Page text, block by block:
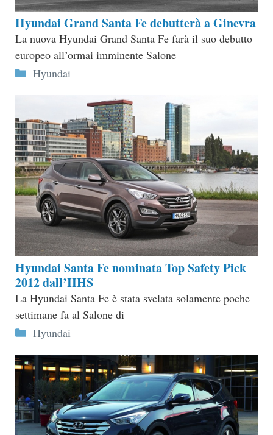
Hyundai Grand Santa Fe debutterà a Ginevra
La nuova Hyundai Grand Santa Fe farà il suo debutto
europeo all’ormai imminente Salone
Categorie
Hyundai
Hyundai Santa Fe nominata Top Safety Pick
2012 dall’IIHS
La Hyundai Santa Fe è stata svelata solamente poche
settimane fa al Salone di
Categorie
Hyundai